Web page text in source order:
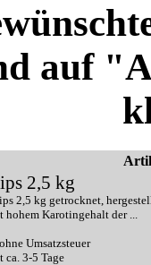
auf
2,5 kg
2,5 kg getrocknet,
Karotingehalt der ...
Umsatzsteuer
ca. 3-5 Tage